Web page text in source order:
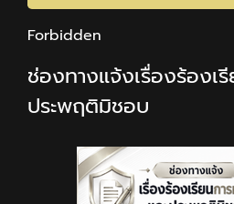
Forbidden
ช่องทางแจ้งเรื่องร้องเ
ประพฤติมิชอบ